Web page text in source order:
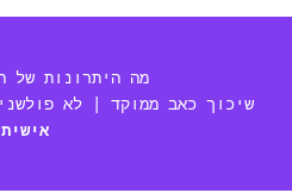
מה היתרונות של
שיכוך כאב ממוקד | לא
אישית